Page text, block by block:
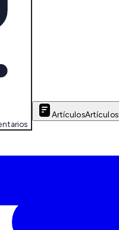
ArtículosArtículos